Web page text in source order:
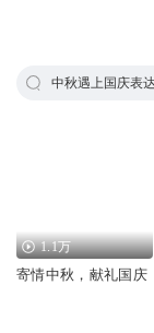
中秋遇上国庆表
1.1万
寄情中秋，献礼国庆